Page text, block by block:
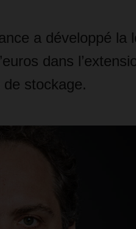
a développé la
dans
stockage.